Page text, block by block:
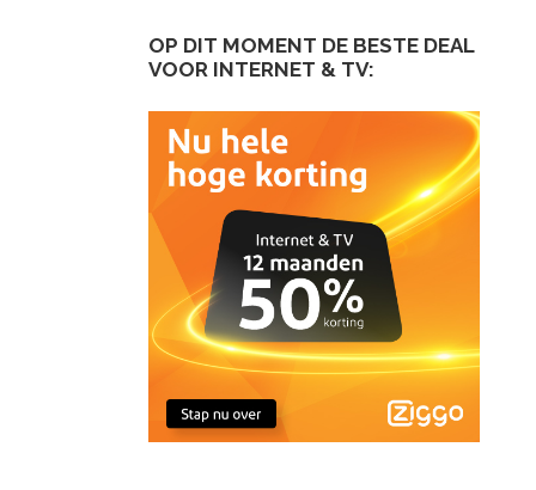
OP DIT MOMENT DE BESTE DEAL
VOOR INTERNET & TV: